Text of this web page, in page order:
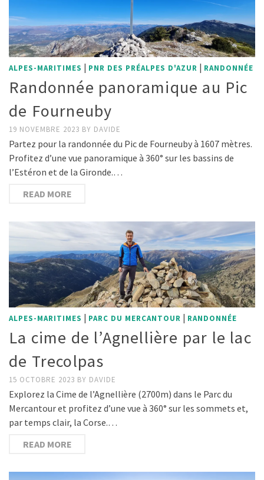
ALPES-MARITIMES | PNR DES PRÉALPES D'AZUR | RANDONNÉE
Randonnée panoramique au Pic
de Fourneuby
19 NOVEMBRE 2023 BY DAVIDE
Partez pour la randonnée du Pic de Fourneuby à 1607 mètres.
Profitez d’une vue panoramique à 360° sur les bassins de
l’Estéron et de la Gironde.…
READ MORE
ALPES-MARITIMES | PARC DU MERCANTOUR | RANDONNÉE
La cime de l’Agnellière par le lac
de Trecolpas
15 OCTOBRE 2023 BY DAVIDE
Explorez la Cime de l’Agnellière (2700m) dans le Parc du
Mercantour et profitez d’une vue à 360° sur les sommets et,
par temps clair, la Corse.…
READ MORE